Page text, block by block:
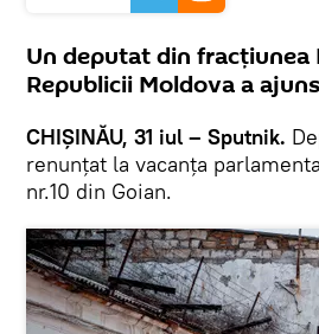
Un deputat din
Republicii Moldova a
CHIȘINĂU, 31 iul – Sputnik.
renunțat la vacanța
nr.10 din Goian.